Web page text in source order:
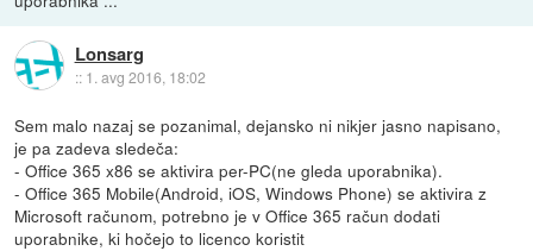
Lonsarg
:: 1. avg 2016, 18:02
Sem malo nazaj se pozanimal, dejansko ni nikjer jasno napisano,
je pa zadeva sledeča:
- Office 365 x86 se aktivira per-PC(ne gleda uporabnika).
- Office 365 Mobile(Android, iOS, Windows Phone) se aktivira z
Microsoft računom, potrebno je v Office 365 račun dodati
uporabnike, ki hočejo to licenco koristit